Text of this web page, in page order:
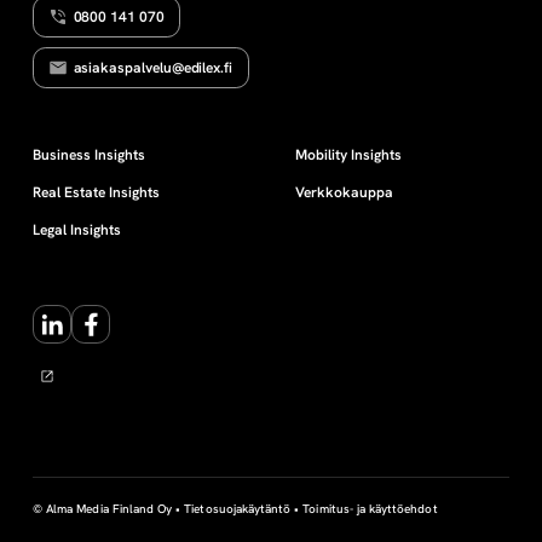
a
n
v
e
r
o
r
a
0800 141 070
asiakaspalvelu@edilex.fi
Business Insights
Real Estate Insights
Legal Insights
Mobility Insights
Verkkokauppa
LinkedInFacebook
© Alma Media Finland Oy •Tietosuojakäytäntö •Toimitus- ja käyttöehdot